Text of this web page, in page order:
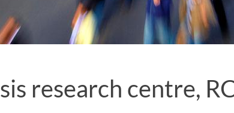
research centre,